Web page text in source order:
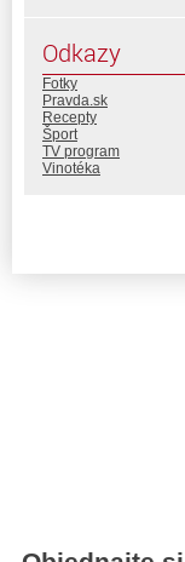
Odkazy
Fotky
Pravda.sk
Recepty
Šport
TV program
Vinotéka